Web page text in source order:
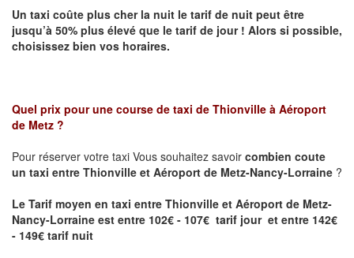
Un taxi coûte plus cher la nuit le tarif de nuit peut être
jusqu’à 50% plus élevé que le tarif de jour ! Alors si possible,
choisissez bien vos horaires.
Quel prix pour une course de taxi de Thionville à Aéroport
de Metz ?
Pour réserver votre taxi Vous souhaitez savoir combien coute
un taxi entre Thionville et Aéroport de Metz-Nancy-Lorraine ?
Le Tarif moyen en taxi entre Thionville et Aéroport de Metz-
Nancy-Lorraine est entre 102€ - 107€ tarif jour et entre 142€
- 149€ tarif nuit